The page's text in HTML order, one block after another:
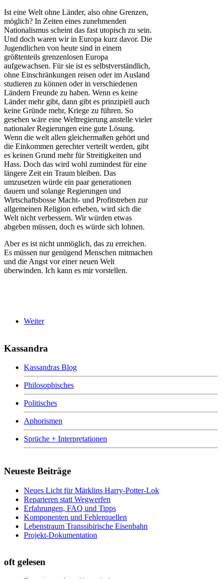
Ist eine Welt ohne Länder, also ohne Grenzen,
möglich? In Zeiten eines zunehmenden
Nationalismus scheint das fast utopisch zu sein.
Und doch waren wir in Europa kurz davor. Die
Jugendlichen von heute sind in einem
größtenteils grenzenlosen Europa
aufgewachsen. Für sie ist es selbstverständlich,
ohne Einschränkungen reisen oder im Ausland
studieren zu können oder in verschiedenen
Ländern Freunde zu haben. Wenn es keine
Länder mehr gibt, dann gibt es prinzipiell auch
keine Gründe mehr, Kriege zu führen. So
gesehen wäre eine Weltregierung anstelle vieler
nationaler Regierungen eine gute Lösung.
Wenn die welt allen gleichermaßen gehört und
die Einkommen gerechter verteilt werden, gibt
es keinen Grund mehr für Streitigkeiten und
Hass. Doch das wird wohl zumindest für eine
längere Zeit ein Traum bleiben. Das
umzusetzen würde ein paar generationen
dauern und solange Regierungen und
Wirtschaftsbosse Macht- und Profitstreben zur
allgemeinen Religion erheben, wird sich die
Welt nicht verbessern. Wir würden etwas
abgeben müssen, doch es würde sich lohnen.
Aber es ist nicht unmöglich, das zu erreichen.
Es müssen nur genügend Menschen mitmachen
und die Angst vor einer neuen Welt
überwinden. Ich kann es mir vorstellen.
Weiter
Kassandra
Kassandras Blog
Philosophisches
Politisches
Aphorismen
Sprüche + Interpretationen
Neueste Beiträge
Neues Licht für Märklins Harry-Potter-Lok
Reparieren statt Wegwerfen
Erfahrungen, FAQ und Tipps
Komponenten und Fehlerquellen
Lebenstraum Transsibirische Eisenbahn
Projekt-Dokumentation
oft gelesen